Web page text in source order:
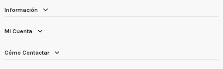
Información
Mi Cuenta
Cómo Contactar